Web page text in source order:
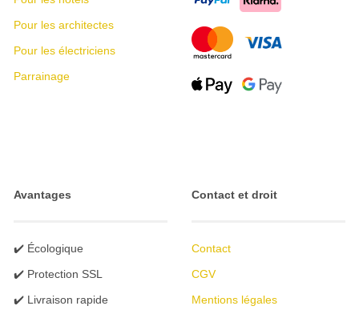
Pour les architectes
Pour les électriciens
Parrainage
Avantages
✔️ Écologique
✔️ Protection SSL
✔️ Livraison rapide
Contact et droit
Contact
CGV
Mentions légales